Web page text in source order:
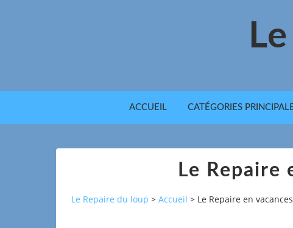
ACCUEIL CATÉGORIES
Le Repaire
Le Repaire du loup > Accueil > Le Repaire en vacances